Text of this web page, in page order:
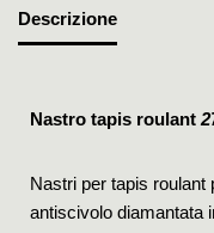
Descrizione
Nastro tapis roulant
Nastri per tapis
antiscivolo diamantata